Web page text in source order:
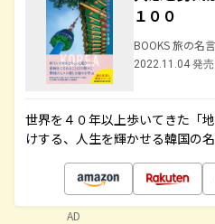
１００
BOOKS 旅の名
2022.11.04 発売
世界を４０年以上歩いてきた「
けする、人生を輝かせる韓国の
AD